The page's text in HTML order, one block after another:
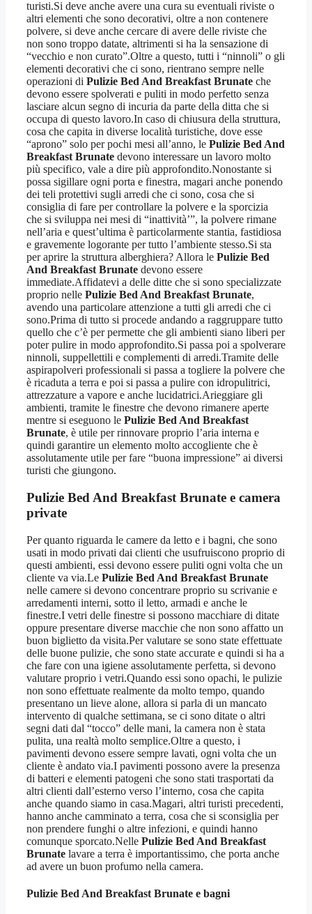
turisti.Si deve anche avere una cura su eventuali riviste o
altri elementi che sono decorativi, oltre a non contenere
polvere, si deve anche cercare di avere delle riviste che
non sono troppo datate, altrimenti si ha la sensazione di
“vecchio e non curato”.Oltre a questo, tutti i “ninnoli” o gli
elementi decorativi che ci sono, rientrano sempre nelle
operazioni di Pulizie Bed And Breakfast Brunate che
devono essere spolverati e puliti in modo perfetto senza
lasciare alcun segno di incuria da parte della ditta che si
occupa di questo lavoro.In caso di chiusura della struttura,
cosa che capita in diverse località turistiche, dove esse
“aprono” solo per pochi mesi all’anno, le Pulizie Bed And
Breakfast Brunate devono interessare un lavoro molto
più specifico, vale a dire più approfondito.Nonostante si
possa sigillare ogni porta e finestra, magari anche ponendo
dei teli protettivi sugli arredi che ci sono, cosa che si
consiglia di fare per controllare la polvere e la sporcizia
che si sviluppa nei mesi di “inattività’”, la polvere rimane
nell’aria e quest’ultima è particolarmente stantia, fastidiosa
e gravemente logorante per tutto l’ambiente stesso.Si sta
per aprire la struttura alberghiera? Allora le Pulizie Bed
And Breakfast Brunate devono essere
immediate.Affidatevi a delle ditte che si sono specializzate
proprio nelle Pulizie Bed And Breakfast Brunate,
avendo una particolare attenzione a tutti gli arredi che ci
sono.Prima di tutto si procede andando a raggruppare tutto
quello che c’è per permette che gli ambienti siano liberi per
poter pulire in modo approfondito.Si passa poi a spolverare
ninnoli, suppellettili e complementi di arredi.Tramite delle
aspirapolveri professionali si passa a togliere la polvere che
è ricaduta a terra e poi si passa a pulire con idropulitrici,
attrezzature a vapore e anche lucidatrici.Arieggiare gli
ambienti, tramite le finestre che devono rimanere aperte
mentre si eseguono le Pulizie Bed And Breakfast
Brunate, è utile per rinnovare proprio l’aria interna e
quindi garantire un elemento molto accogliente che è
assolutamente utile per fare “buona impressione” ai diversi
turisti che giungono.
Pulizie Bed And Breakfast Brunate e camera
private
Per quanto riguarda le camere da letto e i bagni, che sono
usati in modo privati dai clienti che usufruiscono proprio di
questi ambienti, essi devono essere puliti ogni volta che un
cliente va via.Le Pulizie Bed And Breakfast Brunate
nelle camere si devono concentrare proprio su scrivanie e
arredamenti interni, sotto il letto, armadi e anche le
finestre.I vetri delle finestre si possono macchiare di ditate
oppure presentare diverse macchie che non sono affatto un
buon biglietto da visita.Per valutare se sono state effettuate
delle buone pulizie, che sono state accurate e quindi si ha a
che fare con una igiene assolutamente perfetta, si devono
valutare proprio i vetri.Quando essi sono opachi, le pulizie
non sono effettuate realmente da molto tempo, quando
presentano un lieve alone, allora si parla di un mancato
intervento di qualche settimana, se ci sono ditate o altri
segni dati dal “tocco” delle mani, la camera non è stata
pulita, una realtà molto semplice.Oltre a questo, i
pavimenti devono essere sempre lavati, ogni volta che un
cliente è andato via.I pavimenti possono avere la presenza
di batteri e elementi patogeni che sono stati trasportati da
altri clienti dall’esterno verso l’interno, cosa che capita
anche quando siamo in casa.Magari, altri turisti precedenti,
hanno anche camminato a terra, cosa che si sconsiglia per
non prendere funghi o altre infezioni, e quindi hanno
comunque sporcato.Nelle Pulizie Bed And Breakfast
Brunate lavare a terra è importantissimo, che porta anche
ad avere un buon profumo nella camera.
Pulizie Bed And Breakfast Brunate e bagni